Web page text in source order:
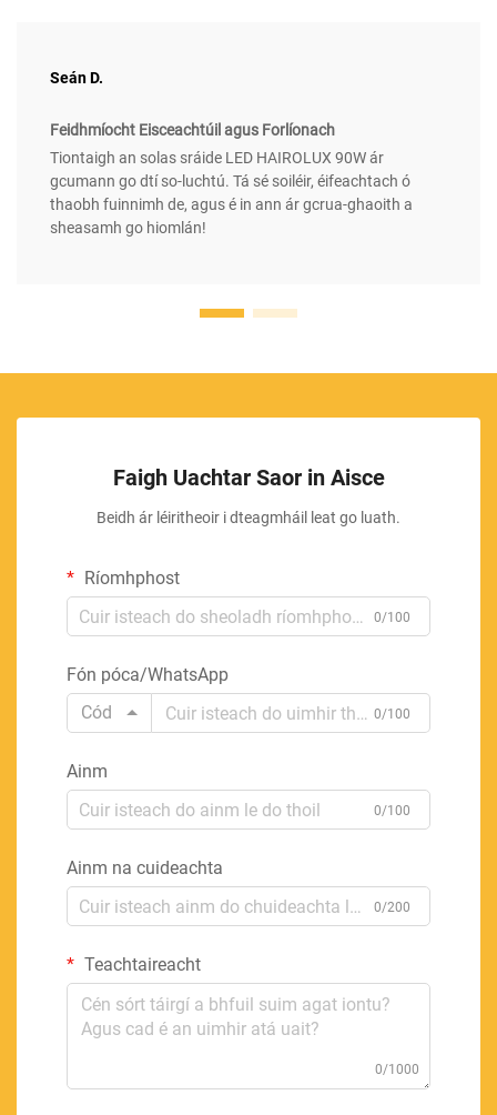
Seán D.
Feidhmíocht Eisceachtúil agus Forlíonach
Tiontaigh an solas sráide LED HAIROLUX 90W ár
gcumann go dtí so-luchtú. Tá sé soiléir, éifeachtach ó
thaobh fuinnimh de, agus é in ann ár gcrua-ghaoith a
sheasamh go hiomlán!
Faigh Uachtar Saor in Aisce
Beidh ár léiritheoir i dteagmháil leat go luath.
Ríomhphost
0/100
Fón póca/WhatsApp
Cód
0/100
Ainm
0/100
Ainm na cuideachta
0/200
Teachtaireacht
0/1000